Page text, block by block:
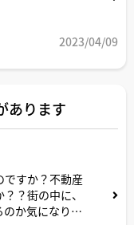
2023/04/09
あります
ですか？不動産
？街の中に、
か気になりま